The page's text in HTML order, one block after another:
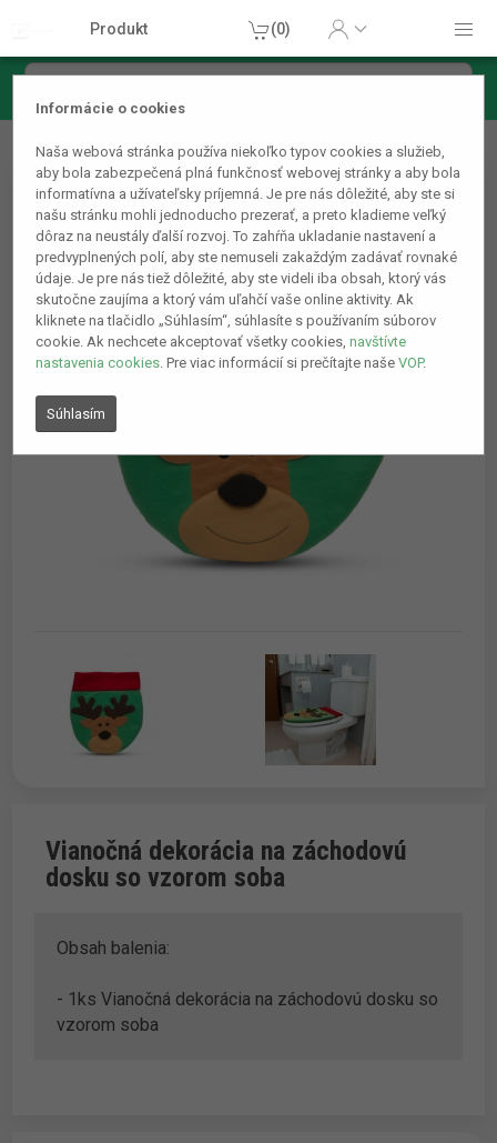
Informácie o cookies
Naša webová stránka používa niekoľko typov cookies a služieb,
aby bola zabezpečená plná funkčnosť webovej stránky a aby bola
informatívna a užívateľsky príjemná. Je pre nás dôležité, aby ste si
našu stránku mohli jednoducho prezerať, a preto kladieme veľký
dôraz na neustály ďalší rozvoj. To zahŕňa ukladanie nastavení a
predvyplnených polí, aby ste nemuseli zakaždým zadávať rovnaké
údaje. Je pre nás tiež dôležité, aby ste videli iba obsah, ktorý vás
skutočne zaujíma a ktorý vám uľahčí vaše online aktivity. Ak
kliknete na tlačidlo „Súhlasím“, súhlasíte s používaním súborov
cookie. Ak nechcete akceptovať všetky cookies,navštívte
nastavenia cookies. Pre viac informácií si prečítajte našeVOP.
Súhlasím
Produkt (0)
Vianočná dekorácia na záchodovú
dosku so vzorom soba
Obsah balenia:
- 1ks Vianočná dekorácia na záchodovú dosku so
vzorom soba